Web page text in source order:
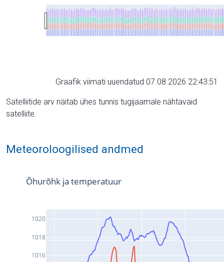
Graafik viimati uuendatud 07.08.2026 22:43:51
Satelliitide arv näitab ühes tunnis tugijaamale nähtavaid
satelliite.
Meteoroloogilised andmed
1016
1018
1020
Õhurõhk ja temperatuur